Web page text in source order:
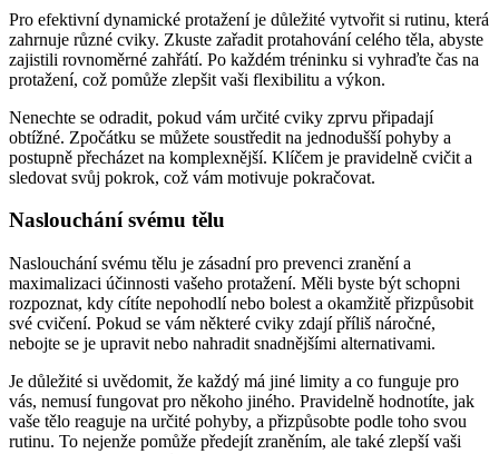
Pro efektivní dynamické protažení je důležité vytvořit si rutinu, která
zahrnuje různé cviky. Zkuste zařadit protahování celého těla, abyste
zajistili rovnoměrné zahřátí. Po každém tréninku si vyhraďte čas na
protažení, což pomůže zlepšit vaši flexibilitu a výkon.
Nenechte se odradit, pokud vám určité cviky zprvu připadají
obtížné. Zpočátku se můžete soustředit na jednodušší pohyby a
postupně přecházet na komplexnější. Klíčem je pravidelně cvičit a
sledovat svůj pokrok, což vám motivuje pokračovat.
Naslouchání svému tělu
Naslouchání svému tělu je zásadní pro prevenci zranění a
maximalizaci účinnosti vašeho protažení. Měli byste být schopni
rozpoznat, kdy cítíte nepohodlí nebo bolest a okamžitě přizpůsobit
své cvičení. Pokud se vám některé cviky zdají příliš náročné,
nebojte se je upravit nebo nahradit snadnějšími alternativami.
Je důležité si uvědomit, že každý má jiné limity a co funguje pro
vás, nemusí fungovat pro někoho jiného. Pravidelně hodnotíte, jak
vaše tělo reaguje na určité pohyby, a přizpůsobte podle toho svou
rutinu. To nejenže pomůže předejít zraněním, ale také zlepší vaši